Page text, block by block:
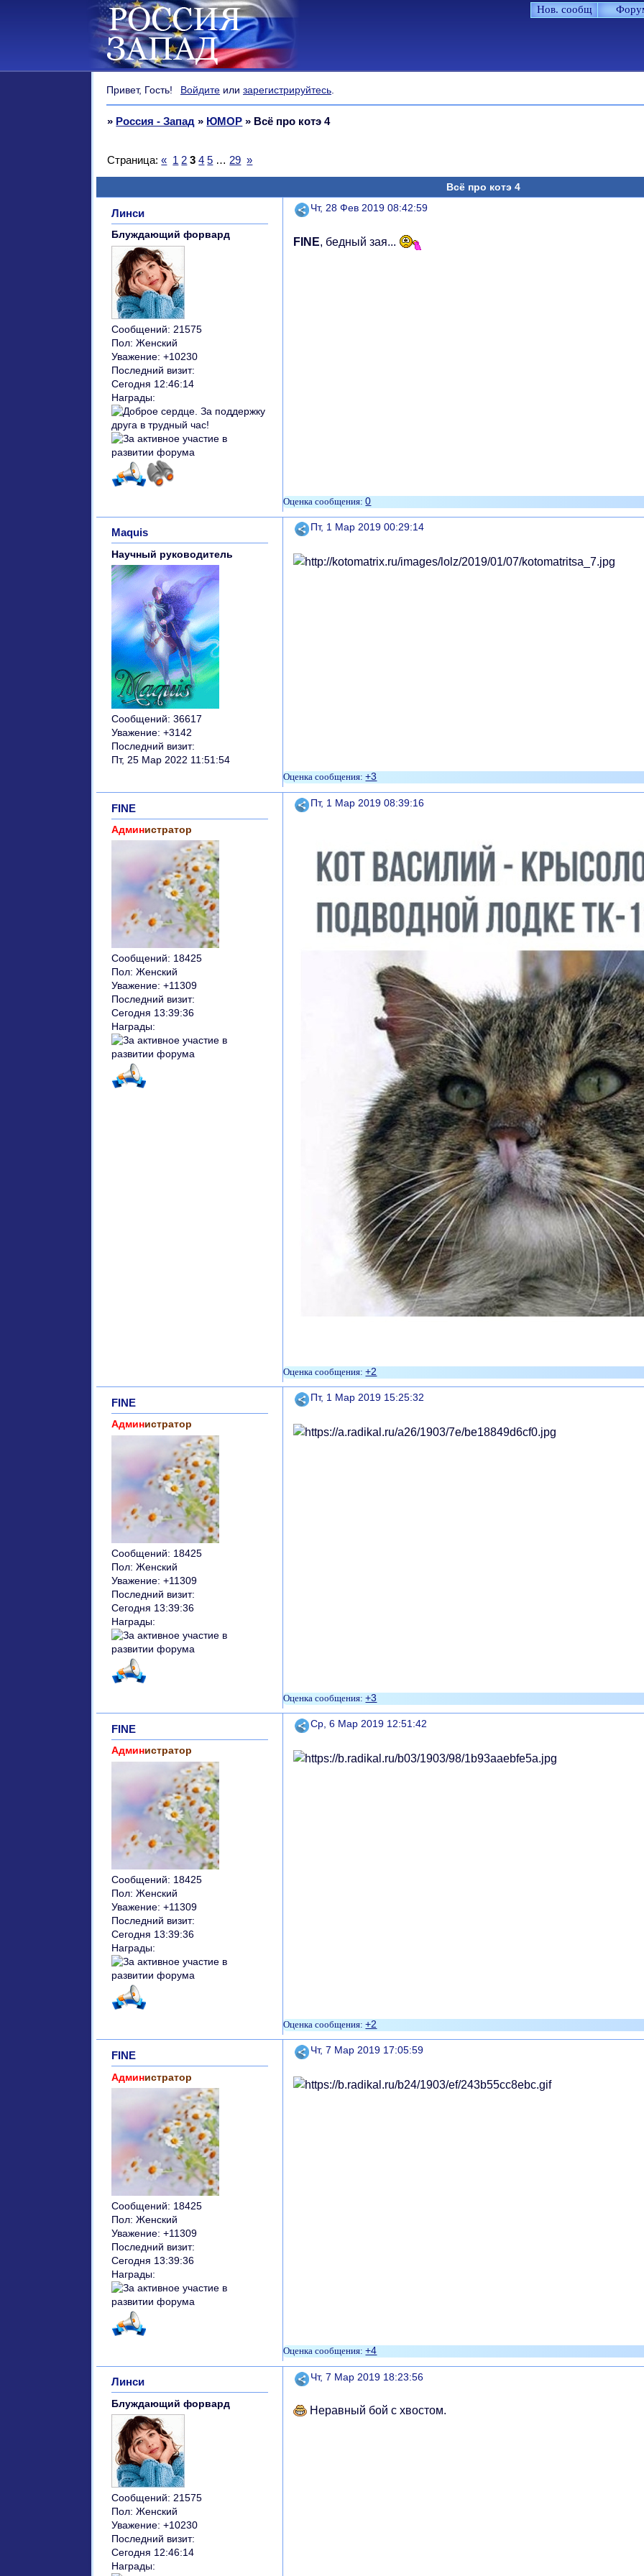
Нов. сообщ
Привет, Гость! Войдите илизарегистрируйтесь.
» Россия - Запад » ЮМОР » Всё про котэ 4
Всё про котэ 4
Страница:« 1 2 3 4 5 … 29 »
Поделиться
Чт, 28 Фев 2019 08:42:59
Линси
Блуждающий форвард
Сообщений: 21575
Пол: Женский
Уважение: +10230
Последний визит:
Сегодня 12:46:14
Награды:
FINE, бедный зая...
0
Поделиться
Пт, 1 Мар 2019 00:29:14
Maquis
Научный руководитель
Сообщений: 36617
Уважение: +3142
Последний визит:
Пт, 25 Мар 2022 11:51:54
+3
Поделиться
Пт, 1 Мар 2019 08:39:16
FINE
Администратор
Сообщений: 18425
Пол: Женский
Уважение: +11309
Последний визит:
Сегодня 13:39:36
Награды:
+2
Поделиться
Пт, 1 Мар 2019 15:25:32
FINE
Администратор
Сообщений: 18425
Пол: Женский
Уважение: +11309
Последний визит:
Сегодня 13:39:36
Награды:
+3
Поделиться
Ср, 6 Мар 2019 12:51:42
FINE
Администратор
Сообщений: 18425
Пол: Женский
Уважение: +11309
Последний визит:
Сегодня 13:39:36
Награды:
+2
Поделиться
Чт, 7 Мар 2019 17:05:59
FINE
Администратор
Сообщений: 18425
Пол: Женский
Уважение: +11309
Последний визит:
Сегодня 13:39:36
Награды:
+4
Поделиться
Чт, 7 Мар 2019 18:23:56
Линси
Блуждающий форвард
Сообщений: 21575
Пол: Женский
Уважение: +10230
Последний визит:
Сегодня 12:46:14
Награды:
Неравный бой с хвостом.